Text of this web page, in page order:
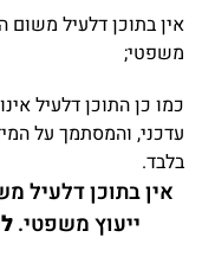
אין בתוכן דלעיל
משפטי;
כמו כן התוכן דלעיל
עדכני, והמסתמך על
בלבד.
אין בתוכן דלעיל
ייעוץ משפטי.